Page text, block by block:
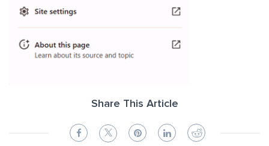
Share This Article